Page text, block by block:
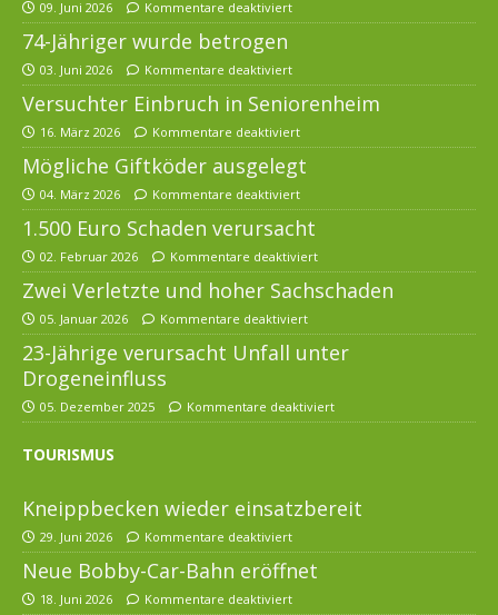
09. Juni 2026 Kommentare deaktiviert
74-Jähriger wurde betrogen
03. Juni 2026 Kommentare deaktiviert
Versuchter Einbruch in Seniorenheim
16. März 2026 Kommentare deaktiviert
Mögliche Giftköder ausgelegt
04. März 2026 Kommentare deaktiviert
1.500 Euro Schaden verursacht
02. Februar 2026 Kommentare deaktiviert
Zwei Verletzte und hoher Sachschaden
05. Januar 2026 Kommentare deaktiviert
23-Jährige verursacht Unfall unter
Drogeneinfluss
05. Dezember 2025 Kommentare deaktiviert
TOURISMUS
Kneippbecken wieder einsatzbereit
29. Juni 2026 Kommentare deaktiviert
Neue Bobby-Car-Bahn eröffnet
18. Juni 2026 Kommentare deaktiviert